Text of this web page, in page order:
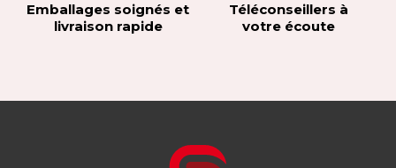
Emballages soignés et
livraison rapide
Téléconseillers à
votre écoute